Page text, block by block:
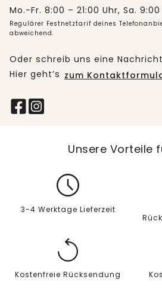
Mo.-Fr. 8:00 – 21:00 Uhr, Sa.
Regulärer Festnetztarif deines
abweichend.
Oder schreib uns eine
Hier geht’s zum
Unsere Vorteile
3-4 Werktage Lieferzeit
Kostenfreie Rücksendung